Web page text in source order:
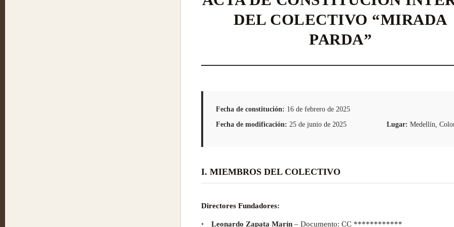
DEL COLECTIVO “MIRADA
PARDA”
Fecha de constitución: 16 de febrero de 2025
Fecha de modificación: 25 de junio de 2025 Lugar: Medellín,
I. MIEMBROS DEL COLECTIVO
Directores Fundadores:
• Leonardo Zapata Marín – Documento: CC ************